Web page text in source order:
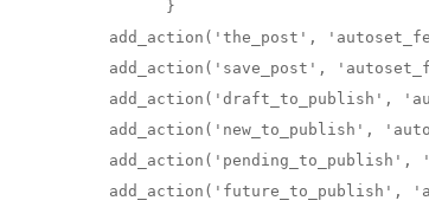
      }
add_action('the_post',
add_action('save_post',
add_action('draft_to_publish',
add_action('new_to_publish',
add_action('pending_to_publish',
add_action('future_to_publish',